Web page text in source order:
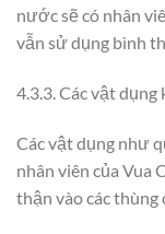
nước sẽ có nhân
vẫn sử dụng bình
4.3.3. Các vật dụng
Các vật dụng như
nhân viên của Vua
thận vào các thùng